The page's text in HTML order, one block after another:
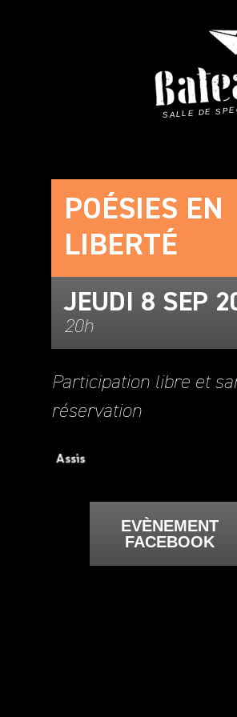
SALLE DE
POÉSIES EN
LIBERTÉ
JEUDI 8 SEP
20h
Participation libre et
réservation
EVÈNEMENT
FACEBOOK